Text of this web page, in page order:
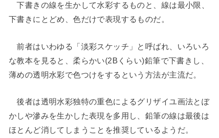
下書きの線を生かして水彩するものと、線は最小限、
下書きにとどめ、色だけで表現するものだ。
前者はいわゆる「淡彩スケッチ」と呼ばれ、いろいろ
な教本を見ると、柔らかい(2Bくらい)鉛筆で下書きし、
薄めの透明水彩で色つけをするという方法が主流だ。
後者は透明水彩独特の重色によるグリザイユ画法とぼ
かしや滲みを生かした表現を多用し、鉛筆の線は最後は
ほとんど消してしまうことを推奨しているようだ。